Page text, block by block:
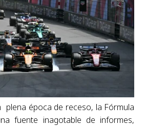
plena época de receso, la Fórmula
fuente inagotable de informes,